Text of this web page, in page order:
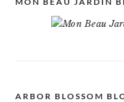
ARBOR BLOSSOM